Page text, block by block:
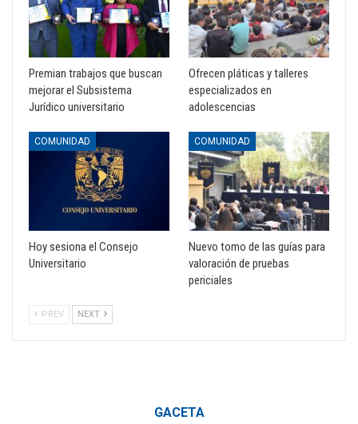
Premian trabajos que buscan
mejorar el Subsistema
Jurídico universitario
Ofrecen pláticas y talleres
especializados en
adolescencias
COMUNIDAD
Hoy sesiona el Consejo
Universitario
COMUNIDAD
Nuevo tomo de las guías para
valoración de pruebas
periciales
PREV NEXT
GACETA